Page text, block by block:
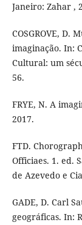
Janeiro: Zahar ,
COSGROVE, D.
imaginação. In:
Cultural: um
56.
FRYE, N. A
2017.
FTD.
Officiaes. 1. ed.
de Azevedo e
GADE, D. Carl
geográficas. In: